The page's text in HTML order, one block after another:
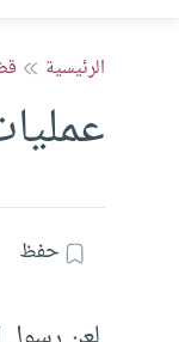
الرئيسية
حفظ